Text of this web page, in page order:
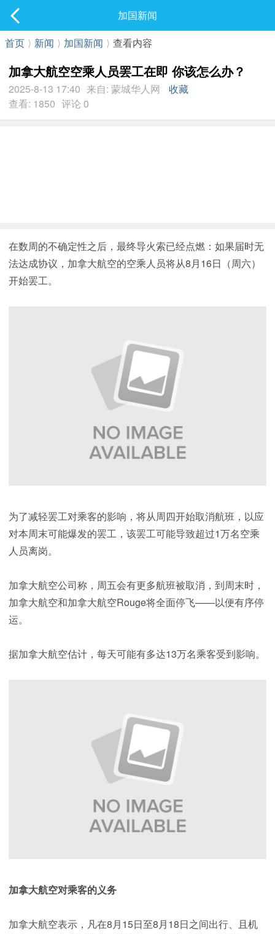
最新发表
加国新闻
首页 ⟩ 新闻 ⟩ 加国新闻 ⟩ 查看内容
加拿大航空空乘人员罢工在即 你该怎么办？
2025-8-13 17:40 来自: 蒙城华人网
收藏
查看: 1850 评论 0
在数周的不确定性之后，最终导火索已经点燃：如果届时无
法达成协议，加拿大航空的空乘人员将从8月16日（周六）
开始罢工。
为了减轻罢工对乘客的影响，将从周四开始取消航班，以应
对本周末可能爆发的罢工，该罢工可能导致超过1万名空乘
人员离岗。
加拿大航空公司称，周五会有更多航班被取消，到周末时，
加拿大航空和加拿大航空Rouge将全面停飞——以便有序停
运。
据加拿大航空估计，每天可能有多达13万名乘客受到影响。
加拿大航空对乘客的义务
加拿大航空表示，凡在8月15日至8月18日之间出行、且机